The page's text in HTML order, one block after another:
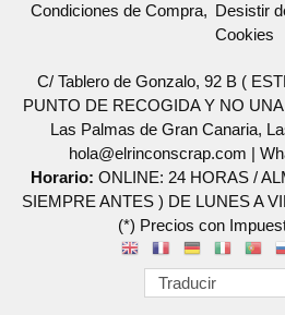
Condiciones de Compra
Desistir
Cookies
C/ Tablero de Gonzalo, 92 B (
PUNTO DE RECOGIDA Y NO
Las Palmas de Gran Canaria,
hola@elrinconscrap.com |
Horario: ONLINE: 24 HORAS /
SIEMPRE ANTES ) DE LUNES A
(*) Precios con